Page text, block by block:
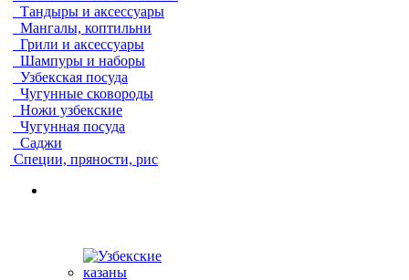
Тандыры и аксессуары
Мангалы, коптильни
Грили и аксессуары
Шампуры и наборы
Узбекская посуда
Чугунные сковороды
Ножи узбекские
Чугунная посуда
Саджи
Специи, пряности, рис